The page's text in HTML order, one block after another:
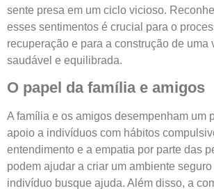
sente presa em um ciclo vicioso.
esses sentimentos é crucial para o
recuperação e para a construção de uma
saudável e equilibrada.
O papel da família e amigos
A família e os amigos desempenham um
apoio a indivíduos com hábitos
entendimento e a empatia por parte das
podem ajudar a criar um ambiente
indivíduo busque ajuda. Além disso, a